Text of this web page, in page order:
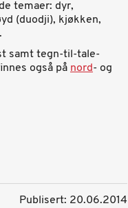
temaer: dyr,
(duodji), kjøkken,
samt tegn-til-tale-
også på nord- og
Publisert: 20.06.2014